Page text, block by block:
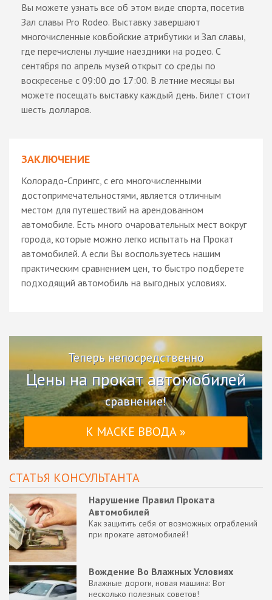
Вы можете узнать все об этом виде спорта, посетив
Зал славы Pro Rodeo. Выставку завершают
многочисленные ковбойские атрибутики и Зал славы,
где перечислены лучшие наездники на родео. С
сентября по апрель музей открыт со среды по
воскресенье с 09:00 до 17:00. В летние месяцы вы
можете посещать выставку каждый день. Билет стоит
шесть долларов.
ЗАКЛЮЧЕНИЕ
Колорадо-Спрингс, с его многочисленными
достопримечательностями, является отличным
местом для путешествий на арендованном
автомобиле. Есть много очаровательных мест вокруг
города, которые можно легко испытать на Прокат
автомобилей. А если Вы воспользуетесь нашим
практическим сравнением цен, то быстро подберете
подходящий автомобиль на выгодных условиях.
Теперь непосредственно
Цены на прокат автомобилей
сравнение!
К МАСКЕ ВВОДА »
СТАТЬЯ КОНСУЛЬТАНТА
Нарушение Правил Проката
Автомобилей
Как защитить себя от возможных ограблений
при прокате автомобилей!
Вождение Во Влажных Условиях
Влажные дороги, новая машина: Вот
несколько полезных советов!